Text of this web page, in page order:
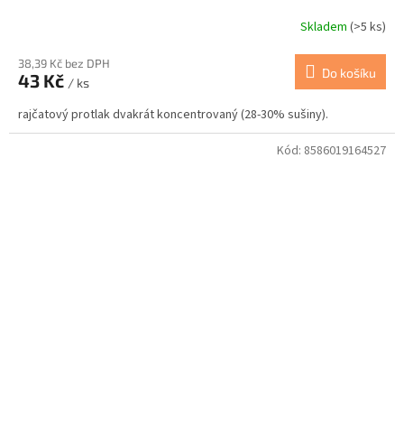
Skladem (>5 ks)
38,39 Kč bez DPH
43 Kč / ks
Do košíku
rajčatový protlak dvakrát koncentrovaný (28-30% sušiny).
Kód: 8586019164527